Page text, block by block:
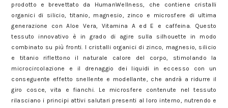
prodotto e brevettato da HumanWellness, che contiene cristalli
organici di silicio, titanio, magnesio, zinco e microsfere di ultima
generazione con Aloe Vera, Vitamina A ed E e caffeina. Questo
tessuto innovativo è in grado di agire sulla silhouette in modo
combinato su più fronti. I cristalli organici di zinco, magnesio, silicio
e titanio riflettono il naturale calore del corpo, stimolando la
microcircolazione e il drenaggio dei liquidi in eccesso con un
conseguente effetto snellente e modellante, che andrà a ridurre il
giro cosce, vita e fianchi. Le microsfere contenute nel tessuto
rilasciano i principi attivi salutari presenti al loro interno, nutrendo e